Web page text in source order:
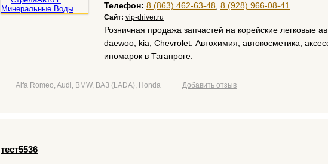
Телефон: 8 (863) 462-63-48 8 (928) 966-08-41
Сайт: vip-driver.ru
Розничная продажа запчастей на корейские легковые
daewoo, kia, Chevrolet. Автохимия, автокосметика,
иномарок в Таганроге.
Alfa Romeo, Audi, BMW, ВАЗ (LADA), Honda Добавить отзыв
тест5536